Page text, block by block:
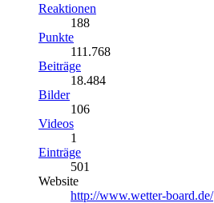
Reaktionen
188
Punkte
111.768
Beiträge
18.484
Bilder
106
Videos
1
Einträge
501
Website
http://www.wetter-board.de/